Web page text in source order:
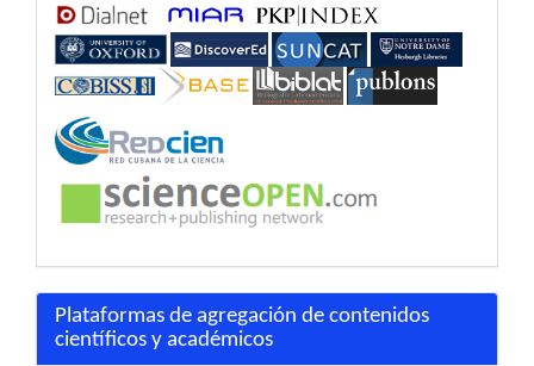
Plataformas de agregación de contenidos
científicos y académicos